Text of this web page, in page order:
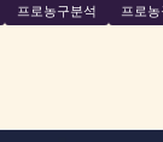
프로농구분석
프로